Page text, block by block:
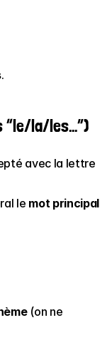
.
“le/la/les…”)
le mot principal
(on ne